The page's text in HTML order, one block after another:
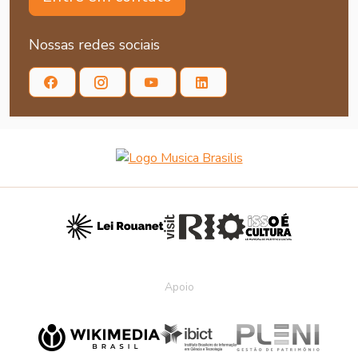
Nossas redes sociais
Apoio